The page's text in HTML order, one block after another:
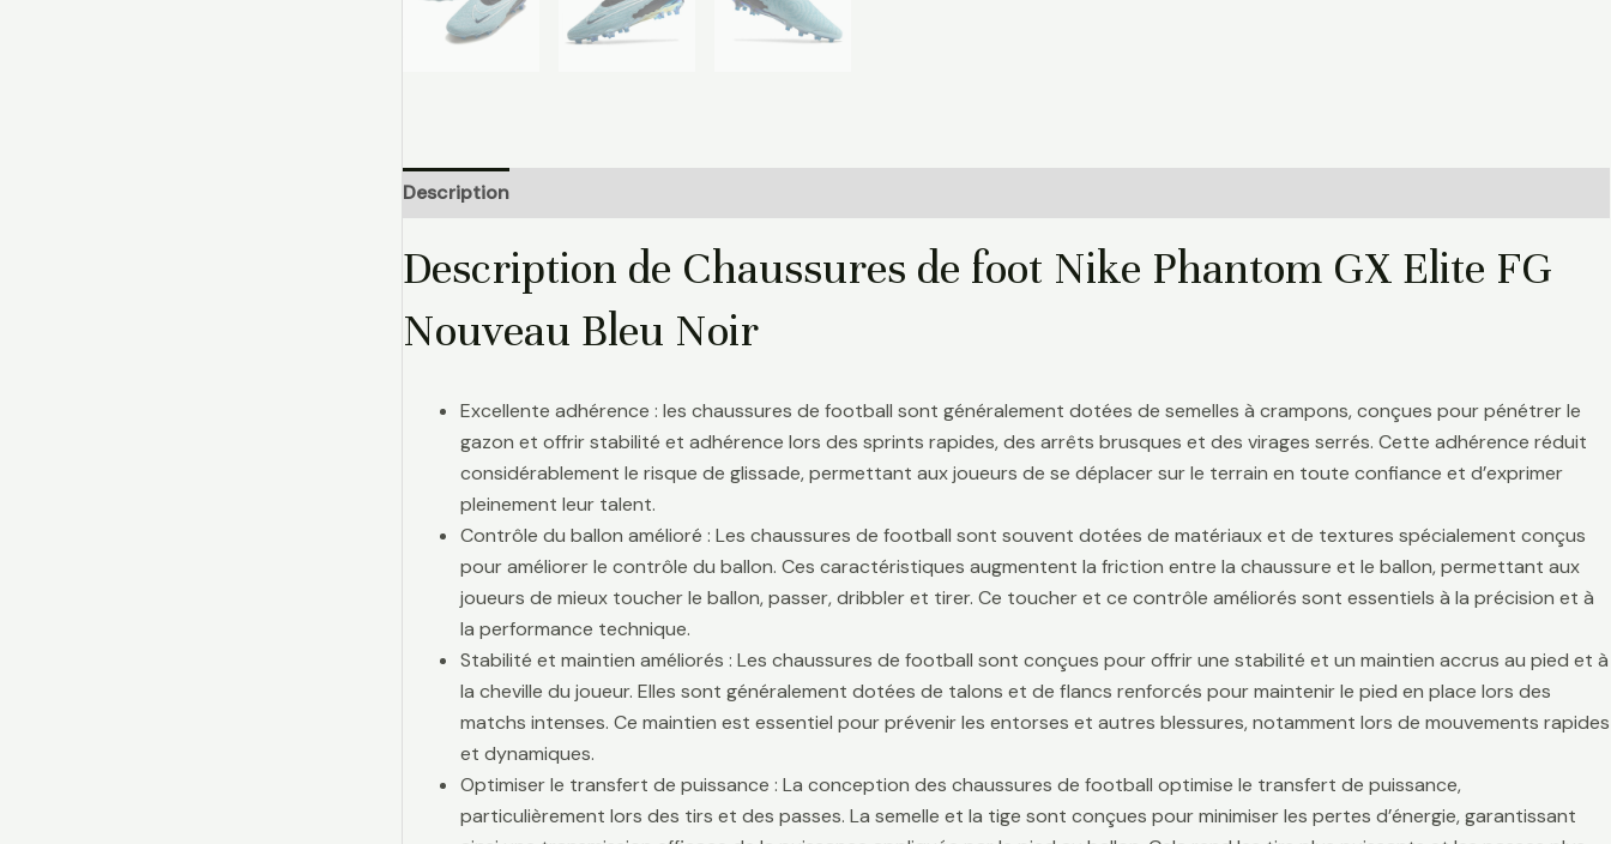
Description
Description de Chaussures de foot Nike Phantom GX Elite FG
Nouveau Bleu Noir
Excellente adhérence : les chaussures de football sont généralement dotées de semelles à crampons, conçues pour pénétrer le
gazon et offrir stabilité et adhérence lors des sprints rapides, des arrêts brusques et des virages serrés. Cette adhérence réduit
considérablement le risque de glissade, permettant aux joueurs de se déplacer sur le terrain en toute confiance et d’exprimer
pleinement leur talent.
Contrôle du ballon amélioré : Les chaussures de football sont souvent dotées de matériaux et de textures spécialement conçus
pour améliorer le contrôle du ballon. Ces caractéristiques augmentent la friction entre la chaussure et le ballon, permettant aux
joueurs de mieux toucher le ballon, passer, dribbler et tirer. Ce toucher et ce contrôle améliorés sont essentiels à la précision et à
la performance technique.
Stabilité et maintien améliorés : Les chaussures de football sont conçues pour offrir une stabilité et un maintien accrus au pied et à
la cheville du joueur. Elles sont généralement dotées de talons et de flancs renforcés pour maintenir le pied en place lors des
matchs intenses. Ce maintien est essentiel pour prévenir les entorses et autres blessures, notamment lors de mouvements rapides
et dynamiques.
Optimiser le transfert de puissance : La conception des chaussures de football optimise le transfert de puissance,
particulièrement lors des tirs et des passes. La semelle et la tige sont conçues pour minimiser les pertes d’énergie, garantissant